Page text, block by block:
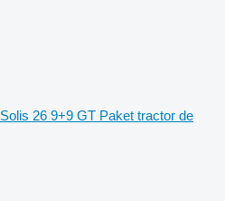
Solis 26 9+9 GT Paket tractor de